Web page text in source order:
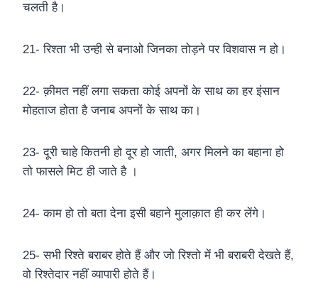
चलती है।
21- रिश्ता भी उन्ही से बनाओ जिनका तोड़ने पर विशवास न हो।
22- क़ीमत नहीं लगा सकता कोई अपनों के साथ का हर इंसान
मोहताज होता है जनाब अपनों के साथ का।
23- दूरी चाहे कितनी हो दूर हो जाती, अगर मिलने का बहाना हो
तो फासले मिट ही जाते है ।
24- काम हो तो बता देना इसी बहाने मुलाक़ात ही कर लेंगे।
25- सभी रिश्ते बराबर होते हैं और जो रिश्तो में भी बराबरी देखते हैं,
वो रिश्तेदार नहीं व्यापारी होते हैं।